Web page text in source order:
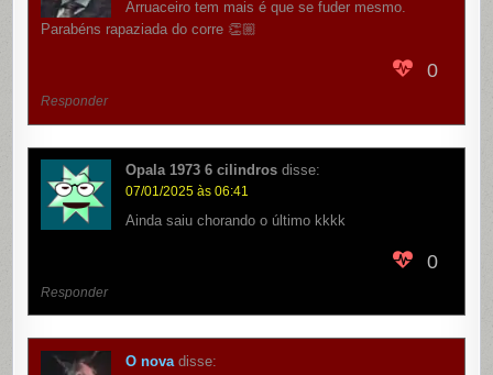
Arruaceiro tem mais é que se fuder mesmo.
Parabéns rapaziada do corre 👏🏼
0
Responder
Opala 1973 6 cilindros disse:
07/01/2025 às 06:41
Ainda saiu chorando o último kkkk
0
Responder
O nova disse: